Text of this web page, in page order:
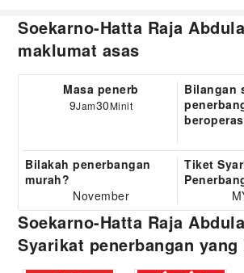
Soekarno-Hatta Raja
maklumat asas
Masa penerb
9Jam30Minit
Bilangan
Bilakah penerbangan
murah?
November
Tiket
Soekarno-Hatta Raja
Syarikat penerbangan